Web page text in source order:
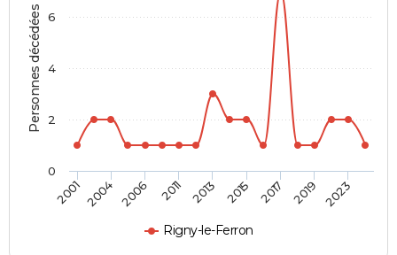
Personnes décédées
Rigny-le-Ferron
2001 2004 2006 2011 2013 2015 2017 2019 2023
0
2
4
6